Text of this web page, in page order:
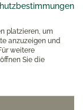
platzieren, um
anzuzeigen und
weitere
Sie die